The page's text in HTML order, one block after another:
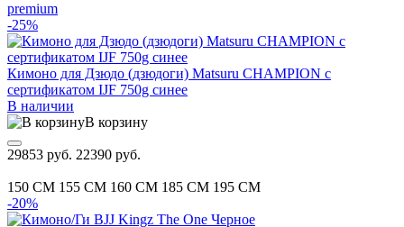
premium
-25%
Кимоно для Дзюдо (дзюдоги) Matsuru CHAMPION с
сертификатом IJF 750g синее
В наличии
В корзину
29853 руб. 22390 руб.
150 CM 155 CM 160 CM 185 CM 195 CM
-20%